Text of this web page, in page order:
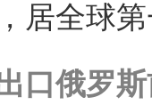
居全球
口俄罗